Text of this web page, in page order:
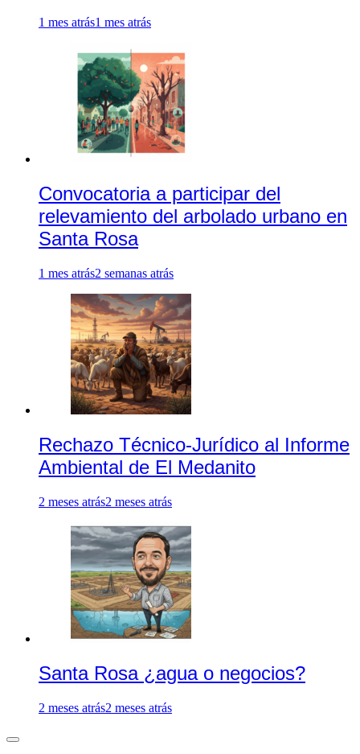
1 mes atrás1 mes atrás
Convocatoria a participar del
relevamiento del arbolado urbano en
Santa Rosa
1 mes atrás2 semanas atrás
Rechazo Técnico-Jurídico al Informe
Ambiental de El Medanito
2 meses atrás2 meses atrás
Santa Rosa ¿agua o negocios?
2 meses atrás2 meses atrás